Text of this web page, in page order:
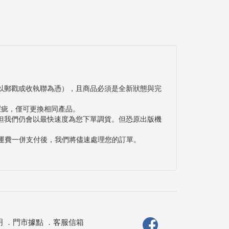
戳或收執聯為憑），且商品必須是全新狀態與完
，僅可更換相同產品。
們仍會以最快速度為您下單調貨。但恐原出版機
一併支付後，我們將儘速處理您的訂單。
． 門市據點． 客服信箱